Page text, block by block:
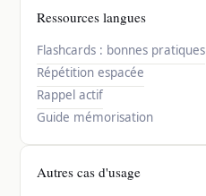
Ressources langues
Flashcards : bonnes pratiques
Répétition espacée
Rappel actif
Guide mémorisation
Autres cas d'usage